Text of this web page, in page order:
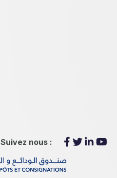
Suivez nous :